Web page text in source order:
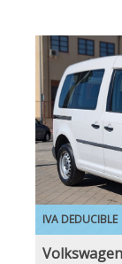
IVA DEDUCIBLE